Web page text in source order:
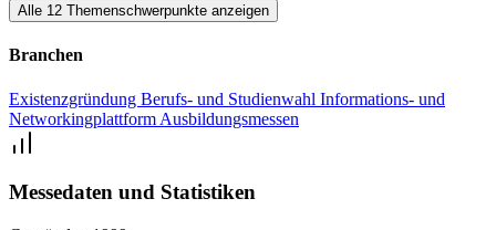
Alle 12 Themenschwerpunkte anzeigen
Branchen
Existenzgründung Berufs- und Studienwahl Informations- und
Networkingplattform Ausbildungsmessen
Messedaten und Statistiken